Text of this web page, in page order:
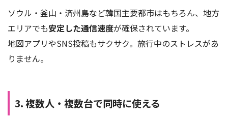
ソウル・釜山・済州島など韓国主要都市はもちろん、地方
エリアでも安定した通信速度が確保されています。
地図アプリやSNS投稿もサクサク。旅行中のストレスがあ
りません。
3. 複数人・複数台で同時に使える